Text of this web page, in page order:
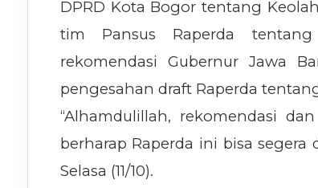
DPRD Kota Bogor tentang
tim Pansus Raperda tentang
rekomendasi Gubernur Jawa
pengesahan draft Raperda
“Alhamdulillah, rekomendasi
berharap Raperda ini bisa
Selasa (11/10).